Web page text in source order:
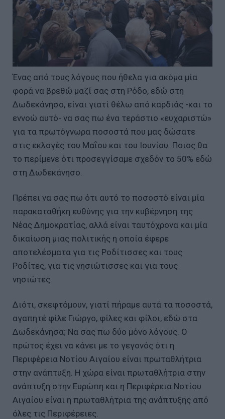
Ένας από τους λόγους που ήθελα για ακόμα μία
φορά να βρεθώ μαζί σας στη Ρόδο, εδώ στη
Δωδεκάνησο, είναι γιατί θέλω από καρδιάς -και το
εννοώ αυτό- να σας πω ένα τεράστιο «ευχαριστώ»
για τα πρωτόγνωρα ποσοστά που μας δώσατε
στις εκλογές του Μαΐου και του Ιουνίου. Ποιος θα
το περίμενε ότι προσεγγίσαμε σχεδόν το 50% εδώ
στη Δωδεκάνησο.
Πρέπει να σας πω ότι αυτό το ποσοστό είναι μία
παρακαταθήκη ευθύνης για την κυβέρνηση της
Νέας Δημοκρατίας, αλλά είναι ταυτόχρονα και μία
δικαίωση μιας πολιτικής η οποία έφερε
αποτελέσματα για τις Ροδίτισσες και τους
Ροδίτες, για τις νησιώτισσες και για τους
νησιώτες.
Διότι, σκεφτόμουν, γιατί πήραμε αυτά τα ποσοστά,
αγαπητέ φίλε Γιώργο, φίλες και φίλοι, εδώ στα
Δωδεκάνησα; Να σας πω δύο μόνο λόγους. Ο
πρώτος έχει να κάνει με το γεγονός ότι η
Περιφέρεια Νοτίου Αιγαίου είναι πρωταθλήτρια
στην ανάπτυξη. Η χώρα είναι πρωταθλήτρια στην
ανάπτυξη στην Ευρώπη και η Περιφέρεια Νοτίου
Αιγαίου είναι η πρωταθλήτρια της ανάπτυξης από
όλες τις Περιφέρειες.